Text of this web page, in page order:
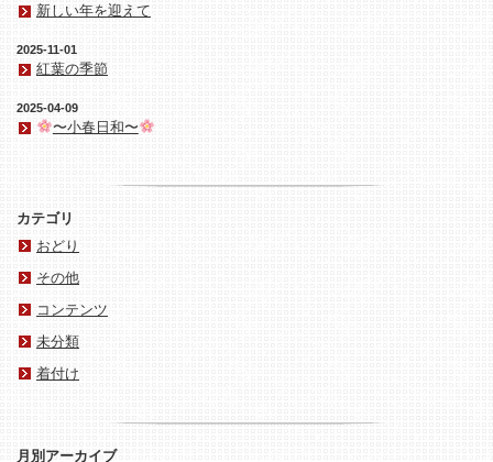
新しい年を迎えて
2025-11-01
紅葉の季節
2025-04-09
〜小春日和〜
カテゴリ
おどり
その他
コンテンツ
未分類
着付け
月別アーカイブ